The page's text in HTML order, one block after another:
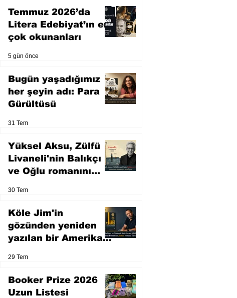
Temmuz 2026’da
Litera Edebiyat’ın en
çok okunanları
5 gün önce
Bugün yaşadığımız
her şeyin adı: Para
Gürültüsü
31 Tem
Yüksel Aksu, Zülfü
Livaneli'nin Balıkçı
ve Oğlu romanını
30 Tem
Köle Jim'in
gözünden yeniden
yazılan bir Amerikan
29 Tem
Booker Prize 2026
Uzun Listesi